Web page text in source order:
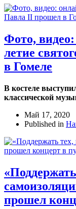
Фото,
летие
в Гомеле
В костеле
классической
Май 17, 2020
Published in
прошел